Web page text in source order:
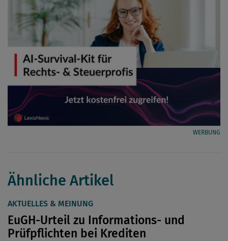
WERBUNG
Ähnliche Artikel
AKTUELLES & MEINUNG
EuGH-Urteil zu Informations- und
Prüfpflichten bei Krediten